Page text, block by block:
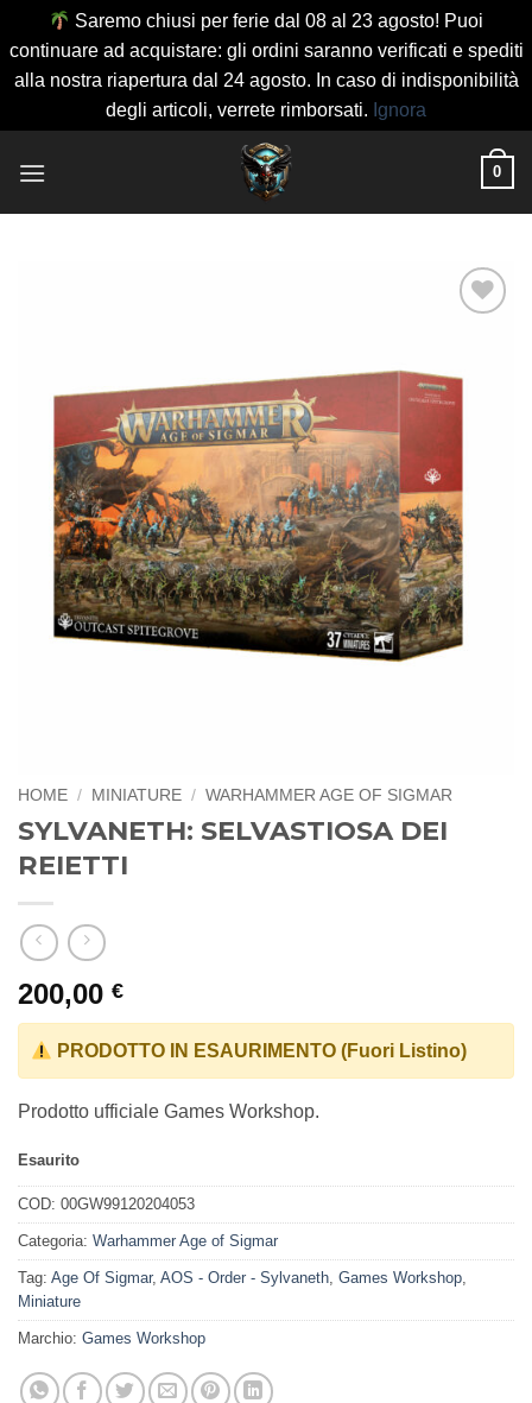
Saremo chiusi per ferie dal 08 al 23 agosto! Puoi
continuare ad acquistare: gli ordini saranno verificati e spediti
alla nostra riapertura dal 24 agosto. In caso di indisponibilità
degli articoli, verrete rimborsati. Ignora
0
dei
desideri
HOME / MINIATURE / WARHAMMER AGE OF SIGMAR
SYLVANETH: SELVASTIOSA DEI
REIETTI
200,00 €
PRODOTTO IN ESAURIMENTO (Fuori Listino)
Prodotto ufficiale Games Workshop.
Esaurito
COD: 00GW99120204053
Categoria: Warhammer Age of Sigmar
Tag: Age Of Sigmar, AOS - Order - Sylvaneth Games Workshop
Miniature
Marchio: Games Workshop